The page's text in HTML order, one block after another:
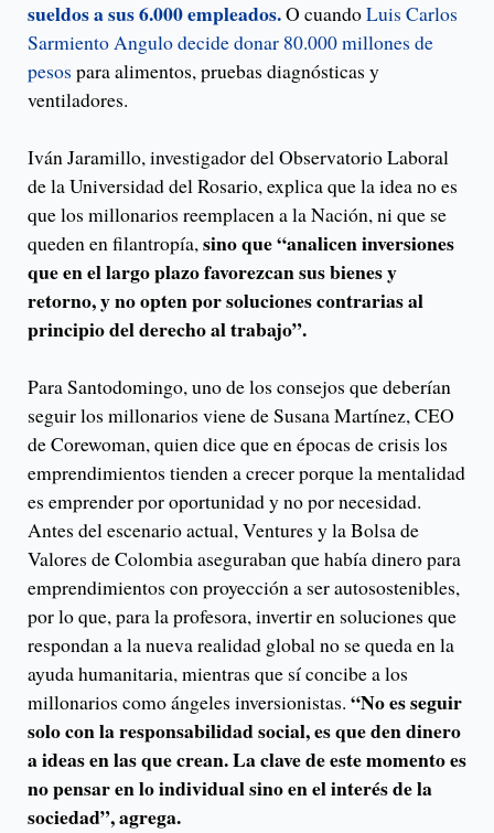
sueldos a sus 6.000 empleados.O cuandoLuis Carlos
Sarmiento Angulo decide donar 80.000 millones de
pesos para alimentos, pruebas diagnósticas y
ventiladores.
Iván Jaramillo, investigador del Observatorio Laboral
de la Universidad del Rosario, explica que la idea no es
que los millonarios reemplacen a la Nación, ni que se
queden en filantropía,sino que “analicen inversiones
que en el largo plazo favorezcan sus bienes y
retorno, y no opten por soluciones contrarias al
principio del derecho al trabajo”.
Para Santodomingo, uno de los consejos que deberían
seguir los millonarios viene de Susana Martínez, CEO
de Corewoman, quien dice que en épocas de crisis los
emprendimientos tienden a crecer porque la mentalidad
es emprender por oportunidad y no por necesidad.
Antes del escenario actual, Ventures y la Bolsa de
Valores de Colombia aseguraban que había dinero para
emprendimientos con proyección a ser autosostenibles,
por lo que, para la profesora, invertir en soluciones que
respondan a la nueva realidad global no se queda en la
ayuda humanitaria, mientras que sí concibe a los
millonarios como ángeles inversionistas. “No es seguir
solo con la responsabilidad social, es que den dinero
a ideas en las que crean. La clave de este momento es
no pensar en lo individual sino en el interés de la
sociedad”, agrega.